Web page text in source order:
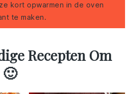
kort opwarmen in de oven
te maken.
Recepten Om